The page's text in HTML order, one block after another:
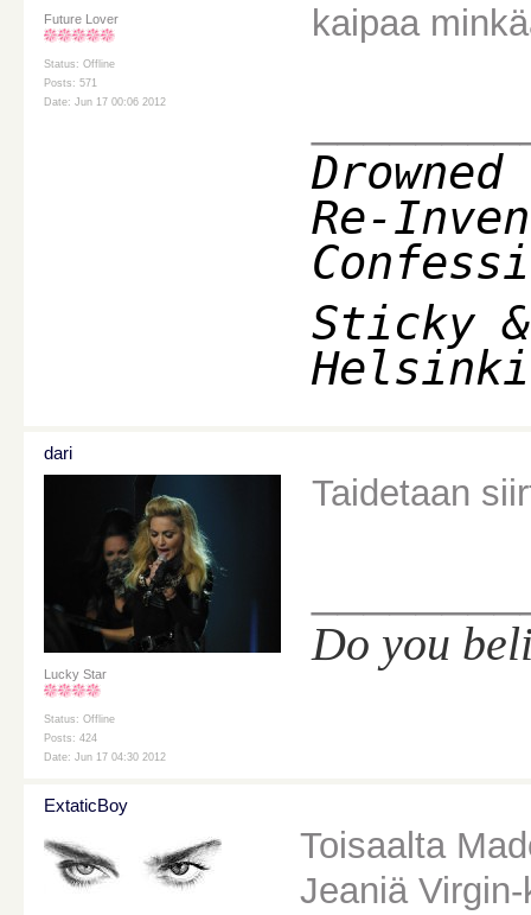
Future Lover
Status: Offline
Posts: 571
Date: Jun 17 00:06 2012
kaipaa
Re-
Sticky
dari
Lucky Star
Status: Offline
Posts: 424
Date: Jun 17 04:30 2012
Taidetaan
Do you
ExtaticBoy
Toisaalta
Jeaniä